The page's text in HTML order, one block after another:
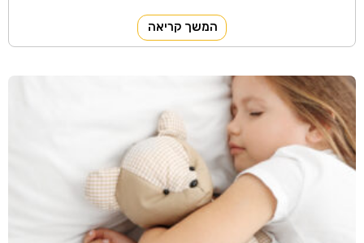
המשך קריאה